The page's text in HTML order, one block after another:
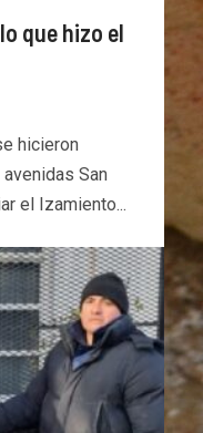
que hizo el
hicieron
San
el Izamiento...